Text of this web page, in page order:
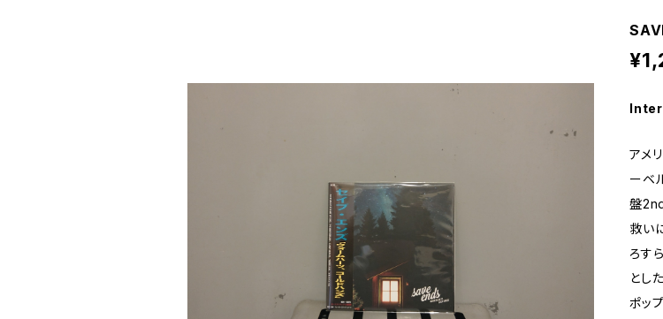
アメ
ーベ
盤
救い
ろす
とし
ポッ